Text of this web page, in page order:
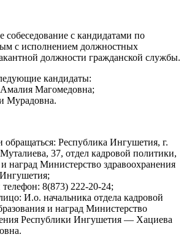
с кандидатами по
с исполнением должностных
должности гражданской службы.
кандидаты:
Магомедовна;
Мурадовна.
обращаться: Республика Ингушетия, г.
37, отдел кадровой политики,
наград Министерство здравоохранения
8(873) 222-20-24;
И.о. начальника отдела кадровой
и наград Министерство
Республики Ингушетия — Хациева